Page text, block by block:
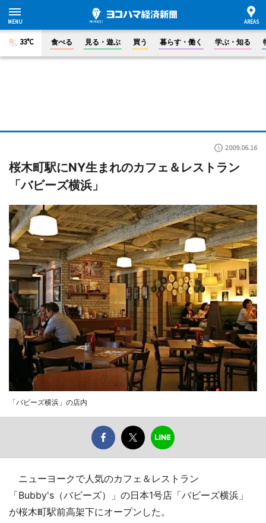
33°C 食べる 見る・遊ぶ 買う 暮らす・働く 学ぶ・知る
2009.06.16
桜木町駅にNY生まれのカフェ＆レストラン
「バビーズ横浜」
「バビーズ横浜」の店内
ニューヨークで人気のカフェ＆レストラン
「Bubby's（バビーズ）」の日本1号店「バビーズ横浜」
が桜木町駅前高架下にオープンした。